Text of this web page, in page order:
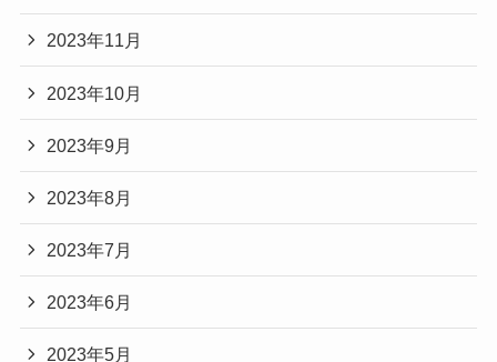
2023年11月
2023年10月
2023年9月
2023年8月
2023年7月
2023年6月
2023年5月